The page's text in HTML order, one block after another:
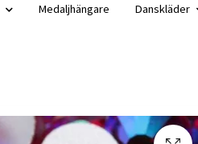
Medaljhängare Danskläder